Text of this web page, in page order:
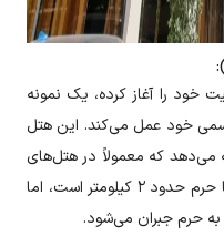
۱۴۰۱ فعالیت خود را آغاز کرده، یک نمونه
خود عمل می‌کند. این هتل
می‌دهد که معمولاً در هتل‌های
چهار ستاره یافت می‌شود. فاصله هتل تا حرم حدود ۲ کیلومتر است، اما
حرم جبران می‌شود.